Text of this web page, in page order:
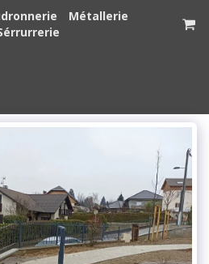
Métallerie